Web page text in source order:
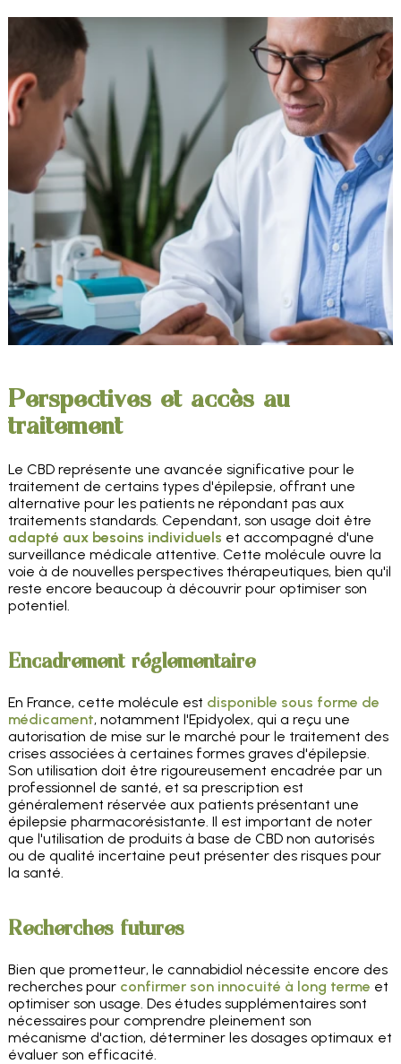
Perspectives et accès au
traitement
Le CBD représente une avancée significative pour le
traitement de certains types d'épilepsie, offrant une
alternative pour les patients ne répondant pas aux
traitements standards. Cependant, son usage doit être
adapté aux besoins individuels et accompagné d'une
surveillance médicale attentive. Cette molécule ouvre la
voie à de nouvelles perspectives thérapeutiques, bien qu'il
reste encore beaucoup à découvrir pour optimiser son
potentiel.
Encadrement réglementaire
En France, cette molécule est disponible sous forme de
médicament, notamment l'Epidyolex, qui a reçu une
autorisation de mise sur le marché pour le traitement des
crises associées à certaines formes graves d'épilepsie.
Son utilisation doit être rigoureusement encadrée par un
professionnel de santé, et sa prescription est
généralement réservée aux patients présentant une
épilepsie pharmacorésistante. Il est important de noter
que l'utilisation de produits à base de CBD non autorisés
ou de qualité incertaine peut présenter des risques pour
la santé.
Recherches futures
Bien que prometteur, le cannabidiol nécessite encore des
recherches pour confirmer son innocuité à long terme et
optimiser son usage. Des études supplémentaires sont
nécessaires pour comprendre pleinement son
mécanisme d'action, déterminer les dosages optimaux et
évaluer son efficacité.